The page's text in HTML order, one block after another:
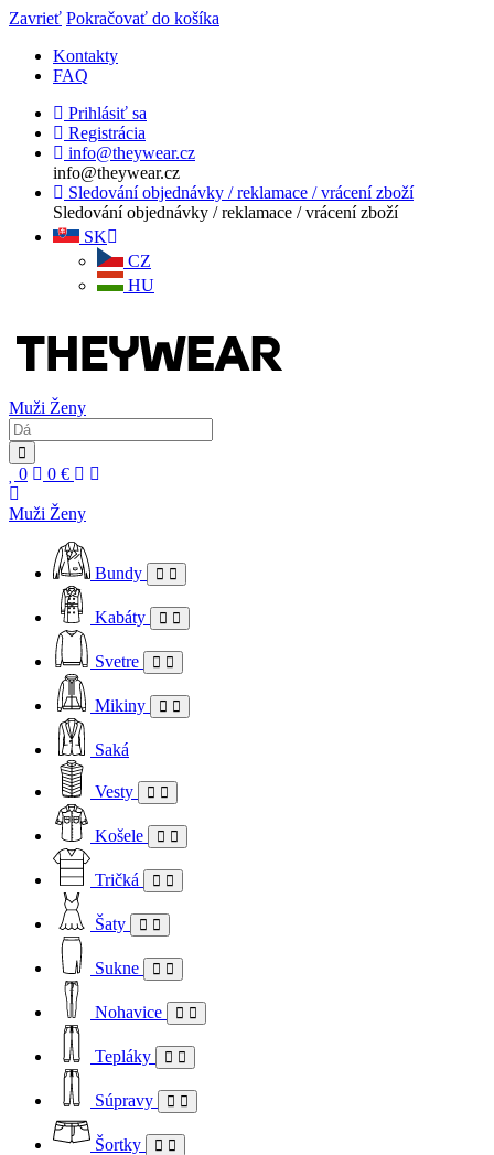
Zavrieť Pokračovať do košíka
Kontakty
FAQ
Prihlásiť sa
Registrácia
info@theywear.cz
info@theywear.cz
Sledování objednávky / reklamace / vrácení zboží
Sledování objednávky / reklamace / vrácení zboží
SK
CZ
HU
Muži Ženy
0 0 €
Muži Ženy
Bundy
Kabáty
Svetre
Mikiny
Saká
Vesty
Košele
Tričká
Šaty
Sukne
Nohavice
Tepláky
Súpravy
Šortky